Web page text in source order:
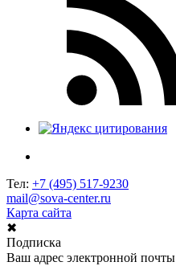
Тел: +7 (495) 517-9230
mail@sova-center.ru
Карта сайта
✖
Подписка
Ваш адрес электронной почты